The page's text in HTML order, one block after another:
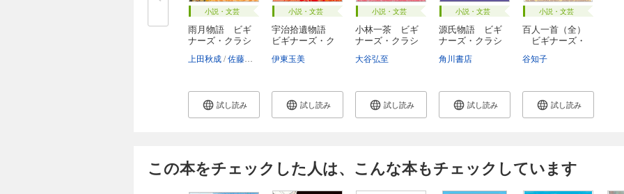
小説・文芸
雨月物語 ビギ
ナーズ・クラシ
上田秋成 佐藤至子
試し読み
小説・文芸
宇治拾遺物語
ビギナーズ・ク
伊東玉美
試し読み
小説・文芸
小林一茶 ビギ
ナーズ・クラシ
大谷弘至
試し読み
小説・文芸
源氏物語 ビギ
ナーズ・クラシ
角川書店
試し読み
小説・文芸
百人一首（全）
ビギナーズ・
谷知子
試し読み
この本をチェックした人は、こんな本もチェックしています